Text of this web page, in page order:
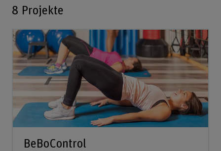
8 Projekte
BeBoControl